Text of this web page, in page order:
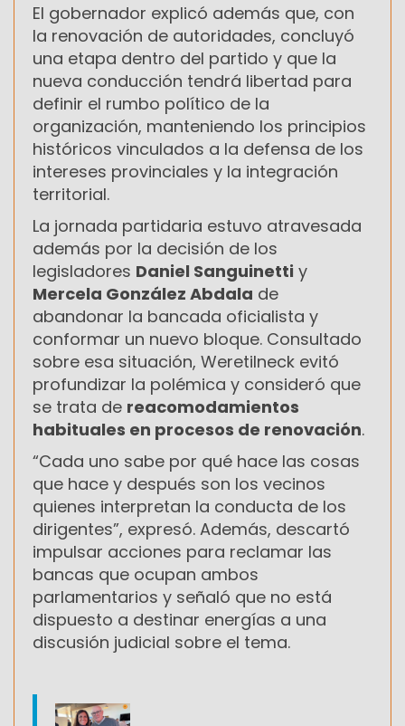
El gobernador explicó además que, con
la renovación de autoridades, concluyó
una etapa dentro del partido y que la
nueva conducción tendrá libertad para
definir el rumbo político de la
organización, manteniendo los principios
históricos vinculados a la defensa de los
intereses provinciales y la integración
territorial.
La jornada partidaria estuvo atravesada
además por la decisión de los
legisladores Daniel Sanguinetti y
Mercela González Abdala de
abandonar la bancada oficialista y
conformar un nuevo bloque. Consultado
sobre esa situación, Weretilneck evitó
profundizar la polémica y consideró que
se trata de reacomodamientos
habituales en procesos de renovación.
“Cada uno sabe por qué hace las cosas
que hace y después son los vecinos
quienes interpretan la conducta de los
dirigentes”, expresó. Además, descartó
impulsar acciones para reclamar las
bancas que ocupan ambos
parlamentarios y señaló que no está
dispuesto a destinar energías a una
discusión judicial sobre el tema.